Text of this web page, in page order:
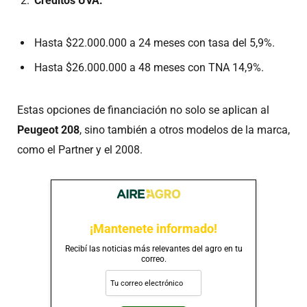
Hasta $22.000.000 a 24 meses con tasa del 5,9%.
Hasta $26.000.000 a 48 meses con TNA 14,9%.
Estas opciones de financiación no solo se aplican al
Peugeot 208, sino también a otros modelos de la marca,
como el Partner y el 2008.
¡Mantenete informado!
Recibí las noticias más relevantes del agro en tu
correo.